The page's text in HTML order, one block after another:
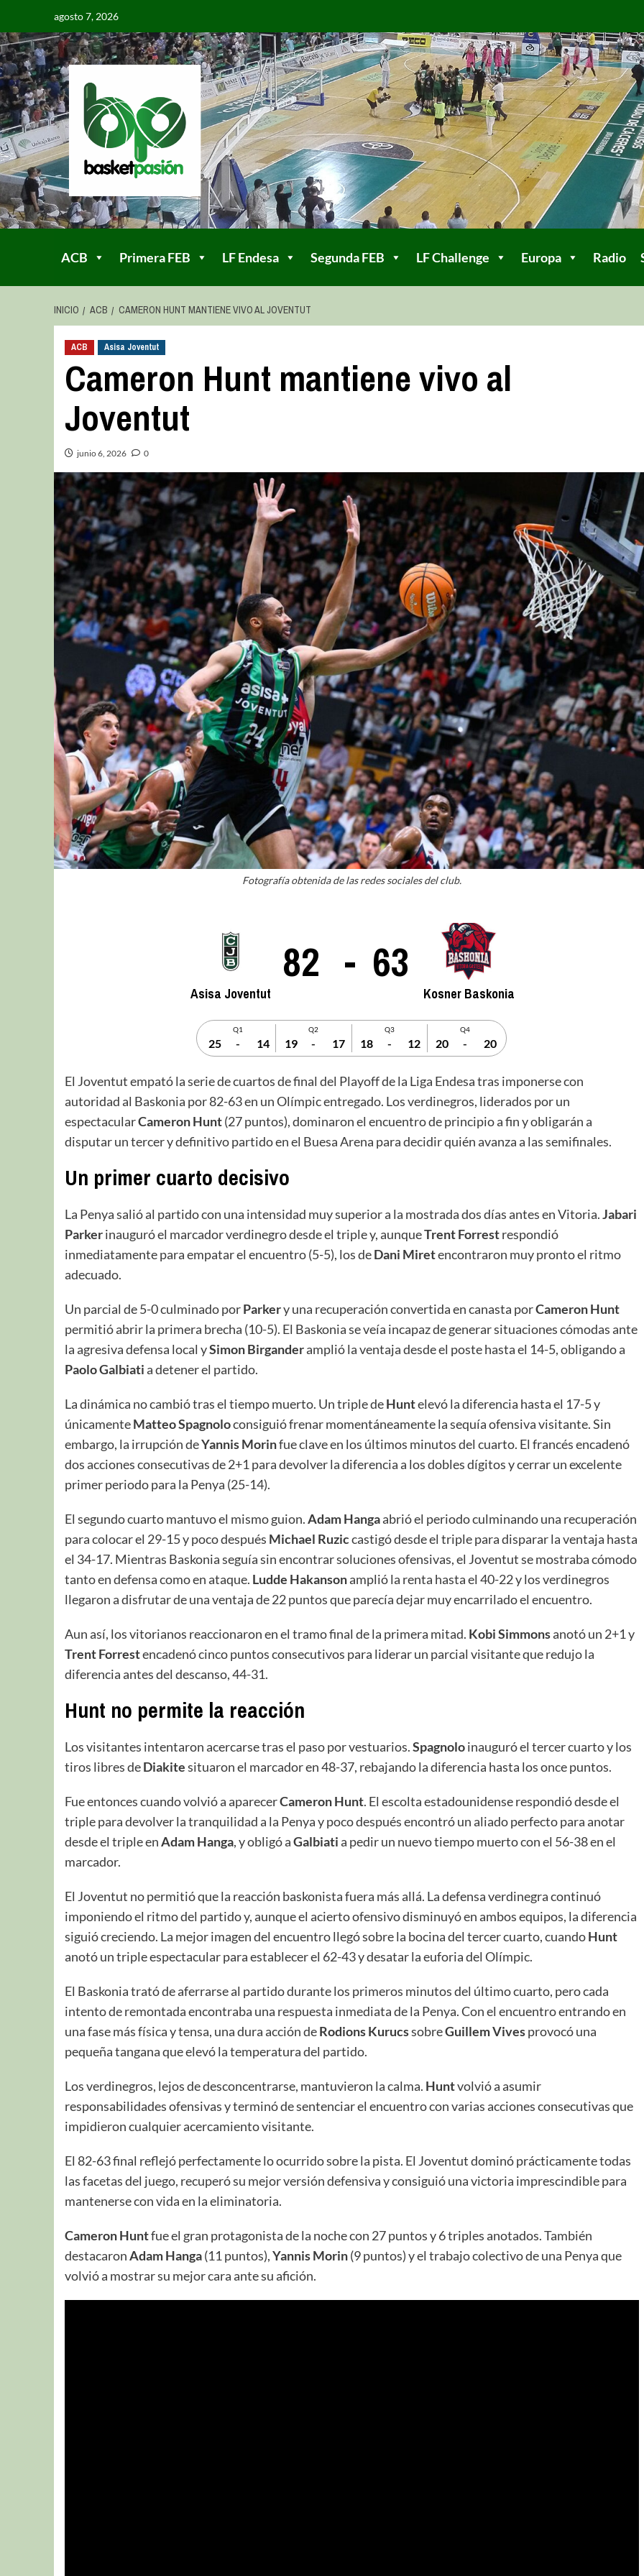
agosto 7, 2026
ACB Primera FEB LF Endesa Segunda FEB LF Challenge Europa Radio
INICIO ACB CAMERON HUNT MANTIENE VIVO AL JOVENTUT
ACB Asisa Joventut
Cameron Hunt mantiene vivo al
Joventut
junio 6, 2026 0
Fotografía obtenida de las redes sociales del club.
Asisa Joventut
82 - 63
Kosner Baskonia
Q1
25 - 14
Q2
19 - 17
Q3
18 - 12
Q4
20 - 20
El Joventut empató la serie de cuartos de final del Playoff de la Liga Endesa tras imponerse con
autoridad al Baskonia por 82-63 en un Olímpic entregado. Los verdinegros, liderados por un
espectacularCameron Hunt(27 puntos), dominaron el encuentro de principio a fin y obligarán a
disputar un tercer y definitivo partido en el Buesa Arena para decidir quién avanza a las semifinales.
Un primer cuarto decisivo
La Penya salió al partido con una intensidad muy superior a la mostrada dos días antes en Vitoria.Jabari
Parkerinauguró el marcador verdinegro desde el triple y, aunqueTrent Forrestrespondió
inmediatamente para empatar el encuentro (5-5), los deDani Miretencontraron muy pronto el ritmo
adecuado.
Un parcial de 5-0 culminado porParkery una recuperación convertida en canasta porCameron Hunt
permitió abrir la primera brecha (10-5). El Baskonia se veía incapaz de generar situaciones cómodas ante
la agresiva defensa local ySimon Birganderamplió la ventaja desde el poste hasta el 14-5, obligando a
Paolo Galbiatia detener el partido.
La dinámica no cambió tras el tiempo muerto. Un triple deHuntelevó la diferencia hasta el 17-5 y
únicamenteMatteo Spagnoloconsiguió frenar momentáneamente la sequía ofensiva visitante. Sin
embargo, la irrupción deYannis Morinfue clave en los últimos minutos del cuarto. El francés encadenó
dos acciones consecutivas de 2+1 para devolver la diferencia a los dobles dígitos y cerrar un excelente
primer periodo para la Penya (25-14).
El segundo cuarto mantuvo el mismo guion.Adam Hangaabrió el periodo culminando una recuperación
para colocar el 29-15 y poco después Michael Ruziccastigó desde el triple para disparar la ventaja hasta
el 34-17. Mientras Baskonia seguía sin encontrar soluciones ofensivas, el Joventut se mostraba cómodo
tanto en defensa como en ataque. Ludde Hakansonamplió la renta hasta el 40-22 y los verdinegros
llegaron a disfrutar de una ventaja de 22 puntos que parecía dejar muy encarrilado el encuentro.
Aun así, los vitorianos reaccionaron en el tramo final de la primera mitad. Kobi Simmonsanotó un 2+1 y
Trent Forrestencadenó cinco puntos consecutivos para liderar un parcial visitante que redujo la
diferencia antes del descanso, 44-31.
Hunt no permite la reacción
Los visitantes intentaron acercarse tras el paso por vestuarios.Spagnoloinauguró el tercer cuarto y los
tiros libres deDiakitesituaron el marcador en 48-37, rebajando la diferencia hasta los once puntos.
Fue entonces cuando volvió a aparecerCameron Hunt. El escolta estadounidense respondió desde el
triple para devolver la tranquilidad a la Penya y poco después encontró un aliado perfecto para anotar
desde el triple enAdam Hanga, y obligó aGalbiatia pedir un nuevo tiempo muerto con el 56-38 en el
marcador.
El Joventut no permitió que la reacción baskonista fuera más allá. La defensa verdinegra continuó
imponiendo el ritmo del partido y, aunque el acierto ofensivo disminuyó en ambos equipos, la diferencia
siguió creciendo. La mejor imagen del encuentro llegó sobre la bocina del tercer cuarto, cuandoHunt
anotó un triple espectacular para establecer el 62-43 y desatar la euforia del Olímpic.
El Baskonia trató de aferrarse al partido durante los primeros minutos del último cuarto, pero cada
intento de remontada encontraba una respuesta inmediata de la Penya. Con el encuentro entrando en
una fase más física y tensa, una dura acción deRodions KurucssobreGuillem Vivesprovocó una
pequeña tangana que elevó la temperatura del partido.
Los verdinegros, lejos de desconcentrarse, mantuvieron la calma. Huntvolvió a asumir
responsabilidades ofensivas y terminó de sentenciar el encuentro con varias acciones consecutivas que
impidieron cualquier acercamiento visitante.
El 82-63 final reflejó perfectamente lo ocurrido sobre la pista. El Joventut dominó prácticamente todas
las facetas del juego, recuperó su mejor versión defensiva y consiguió una victoria imprescindible para
mantenerse con vida en la eliminatoria.
Cameron Huntfue el gran protagonista de la noche con 27 puntos y 6 triples anotados. También
destacaronAdam Hanga(11 puntos),Yannis Morin(9 puntos) y el trabajo colectivo de una Penya que
volvió a mostrar su mejor cara ante su afición.
La entrevista bTactic
La entrevista bTactic
mayo 7, 2026
0
Nos hacemos mayores. Vamos creciendo. Tanto así
que el próximo 20 de mayo celebramos nuestro
cuarto cumpleaños. Y todo crecimiento conlleva
sus cambios. Cambio que...
Leer más